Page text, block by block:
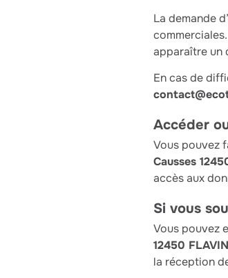
La demande
apparaître un
En cas de
Accéder
Vous pouvez
Causses
accès aux
Si vous
Vous pouvez
12450
la réception